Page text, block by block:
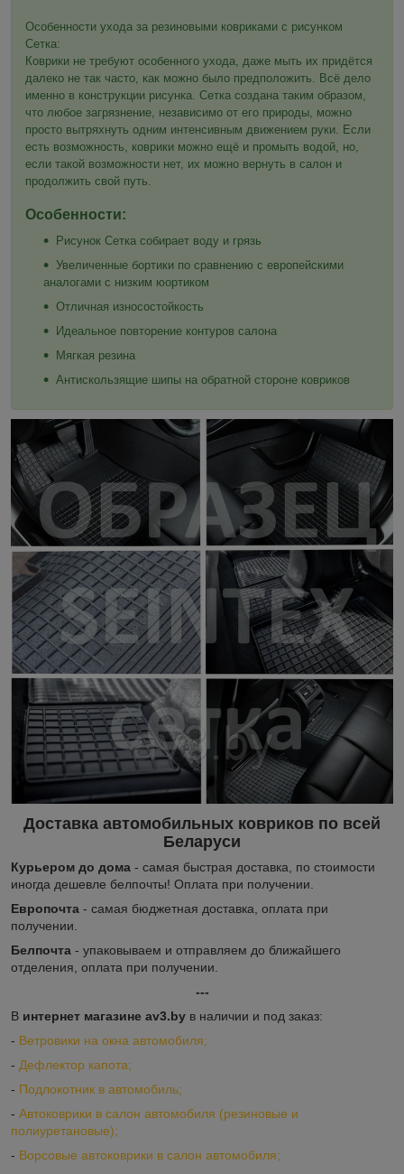
Особенности ухода за резиновыми ковриками с рисунком
Сетка:
Коврики не требуют особенного ухода, даже мыть их придётся
далеко не так часто, как можно было предположить. Всё дело
именно в конструкции рисунка. Сетка создана таким образом,
что любое загрязнение, независимо от его природы, можно
просто вытряхнуть одним интенсивным движением руки. Если
есть возможность, коврики можно ещё и промыть водой, но,
если такой возможности нет, их можно вернуть в салон и
продолжить свой путь.
Особенности:
Рисунок Сетка собирает воду и грязь
Увеличенные бортики по сравнению с европейскими
аналогами с низким юортиком
Отличная износостойкость
Идеальное повторение контуров салона
Мягкая резина
Антискользящие шипы на обратной стороне ковриков
Доставка автомобильных ковриков по всей
Беларуси
Курьером до дома - самая быстрая доставка, по стоимости
иногда дешевле белпочты! Оплата при получении.
Европочта - самая бюджетная доставка, оплата при
получении.
Белпочта - упаковываем и отправляем до ближайшего
отделения, оплата при получении.
---
В интернет магазине av3.by в наличии и под заказ:
- Ветровики на окна автомобиля;
- Дефлектор капота;
- Подлокотник в автомобиль;
- Автоковрики в салон автомобиля (резиновые и
полиуретановые);
- Ворсовые автоковрики в салон автомобиля;